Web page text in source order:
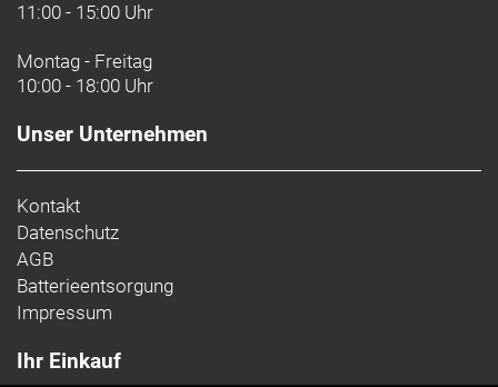
11:00 - 15:00 Uhr
Montag - Freitag
10:00 - 18:00 Uhr
Unser Unternehmen
Kontakt
Datenschutz
AGB
Batterieentsorgung
Impressum
Ihr Einkauf